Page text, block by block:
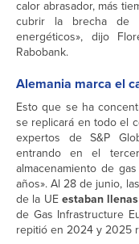
calor abrasador, más
cubrir la brecha de
energéticos», dijo
Rabobank.
Alemania marca el
Esto que se ha
se replicará en todo el
expertos de S&P
entrando en el
almacenamiento de
años». Al 28 de junio,
de la UE estaban
de Gas Infrastructure
repitió en 2024 y 2025